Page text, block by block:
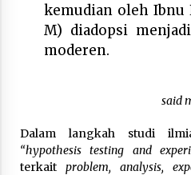
Aliansi Yahudi
Nubuwwat
kemudian oleh Ibnu
M) diadopsi
moderen.
said
Dalam langkah studi
“hypothesis testing and
terkait problem, analysis,